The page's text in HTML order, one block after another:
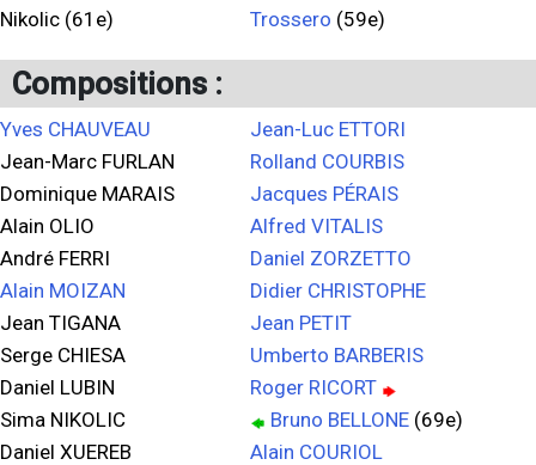
Nikolic (61e)
Trossero (59e)
Compositions :
Yves CHAUVEAU
Jean-Marc FURLAN
Dominique MARAIS
Alain OLIO
André FERRI
Alain MOIZAN
Jean TIGANA
Serge CHIESA
Daniel LUBIN
Sima NIKOLIC
Daniel XUEREB
Jean-Luc ETTORI
Rolland COURBIS
Jacques PÉRAIS
Alfred VITALIS
Daniel ZORZETTO
Didier CHRISTOPHE
Jean PETIT
Umberto BARBERIS
Roger RICORT
Bruno BELLONE(69e)
Alain COURIOL